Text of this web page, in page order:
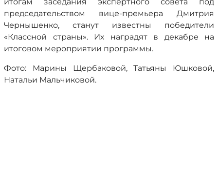
председательством вице-премьера Дмитрия
Чернышенко, станут известны победители
«Классной страны». Их наградят в декабре на
итоговом мероприятии программы.
Фото: Марины Щербаковой, Татьяны Юшковой,
Натальи Мальчиковой.